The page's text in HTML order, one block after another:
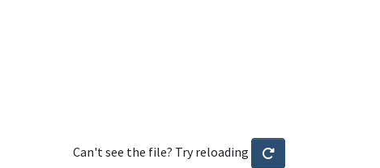
Can't see the file? Try reloading